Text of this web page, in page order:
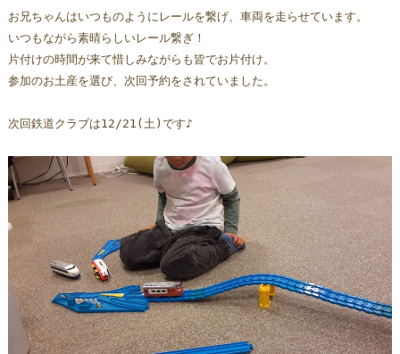
お兄ちゃんはいつものようにレールを繋げ、車両を走らせています。
いつもながら素晴らしいレール繋ぎ！
片付けの時間が来て惜しみながらも皆でお片付け。
参加のお土産を選び、次回予約をされていました。
次回鉄道クラブは12/21(土)です♪